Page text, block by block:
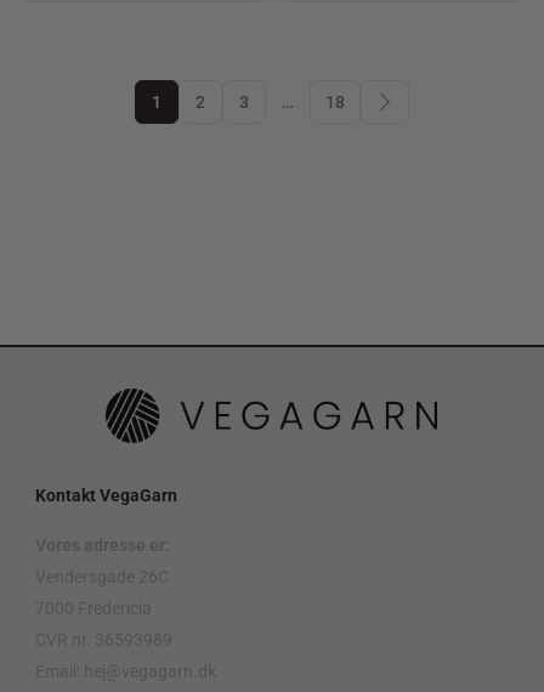
1 2 3 … 18
Kontakt VegaGarn
Vores adresse er:
Vendersgade 26C
7000 Fredericia
CVR nr. 36593989
Email: hej@vegagarn.dk